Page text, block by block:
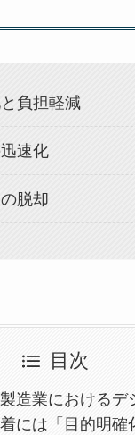
負担軽減
速化
脱却
目次
造業におけるデ
には「目的明確